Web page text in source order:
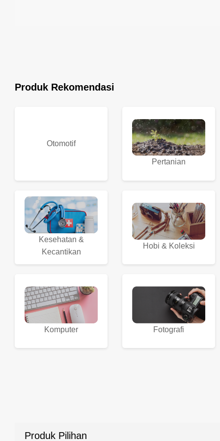
Produk Rekomendasi
Otomotif
Pertanian
Kesehatan &
Kecantikan
Hobi & Koleksi
Komputer Fotografi
Produk Pilihan